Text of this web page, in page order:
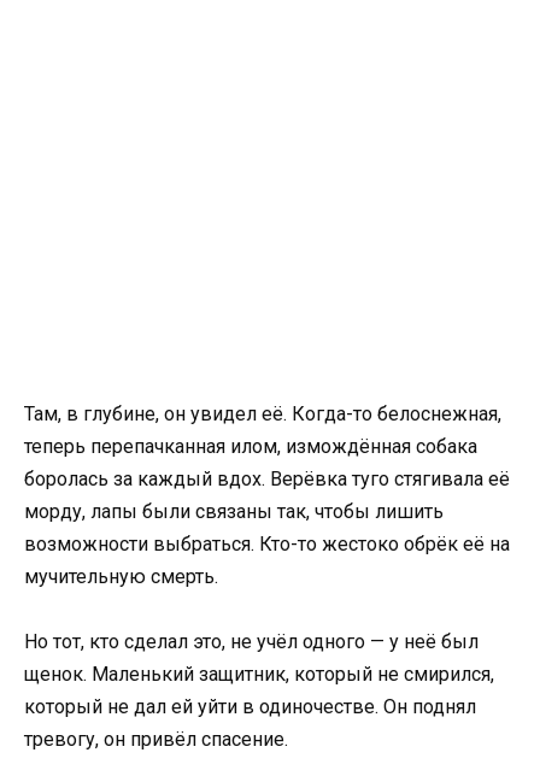
Там, в глубине, он увидел её. Когда-то белоснежная,
теперь перепачканная илом, измождённая собака
боролась за каждый вдох. Верёвка туго стягивала её
морду, лапы были связаны так, чтобы лишить
возможности выбраться. Кто-то жестоко обрёк её на
мучительную смерть.
Но тот, кто сделал это, не учёл одного — у неё был
щенок. Маленький защитник, который не смирился,
который не дал ей уйти в одиночестве. Он поднял
тревогу, он привёл спасение.